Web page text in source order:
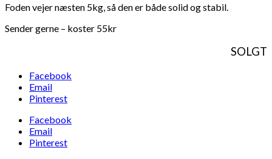
Foden vejer næsten 5kg, så den er både solid og stabil.
Sender gerne – koster 55kr
SOLGT
Facebook
Email
Pinterest
Facebook
Email
Pinterest